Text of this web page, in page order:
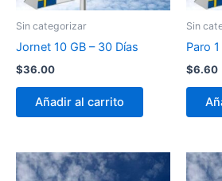
Sin categorizar
Jornet 10 GB – 30 Días
$36.00
Añadir al carrito
Sin
Paro
$6.60